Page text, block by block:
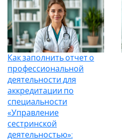
Как заполнить отчет о
профессиональной
деятельности для
аккредитации по
специальности
«Управление
сестринской
деятельностью»: